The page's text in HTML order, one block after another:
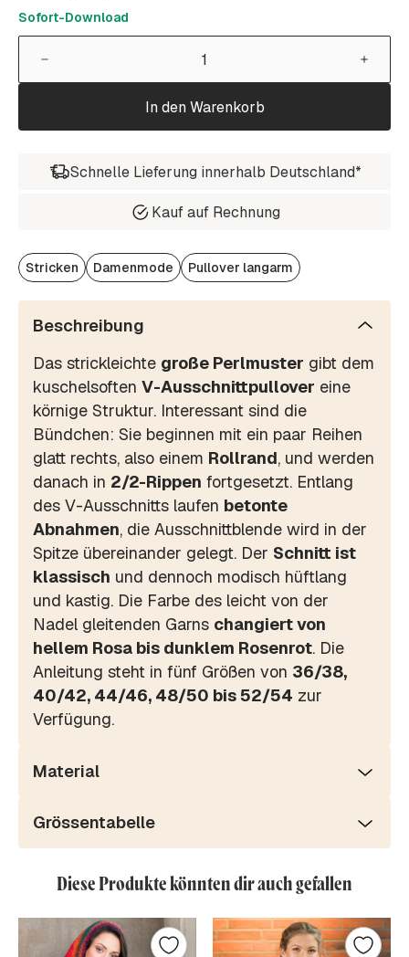
Sofort-Download
In den Warenkorb
Schnelle Lieferung innerhalb Deutschland*
Kauf auf Rechnung
Stricken Damenmode Pullover langarm
Beschreibung
Das strickleichte große Perlmuster gibt dem
kuschelsoften V-Ausschnittpullover eine
körnige Struktur. Interessant sind die
Bündchen: Sie beginnen mit ein paar Reihen
glatt rechts, also einem Rollrand, und werden
danach in 2/2-Rippen fortgesetzt. Entlang
des V-Ausschnitts laufen betonte
Abnahmen, die Ausschnittblende wird in der
Spitze übereinander gelegt. Der Schnitt ist
klassisch und dennoch modisch hüftlang
und kastig. Die Farbe des leicht von der
Nadel gleitenden Garns changiert von
hellem Rosa bis dunklem Rosenrot. Die
Anleitung steht in fünf Größen von 36/38,
40/42, 44/46, 48/50 bis 52/54 zur
Verfügung.
Material
Grössentabelle
Diese Produkte könnten dir auch gefallen